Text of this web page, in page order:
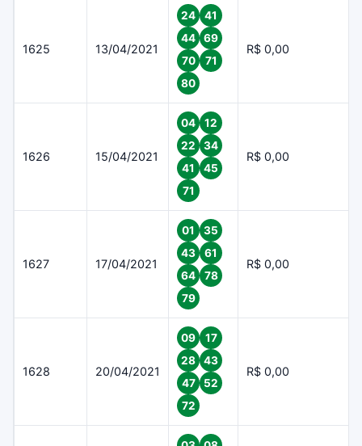
1625 13/04/2021
24
41
44
69
70
71
80
R$ 0,00
1626 15/04/2021
04
12
22
34
41
45
71
R$ 0,00
1627 17/04/2021
01
35
43
61
64
78
79
R$ 0,00
1628 20/04/2021
09
17
28
43
47
52
72
R$ 0,00